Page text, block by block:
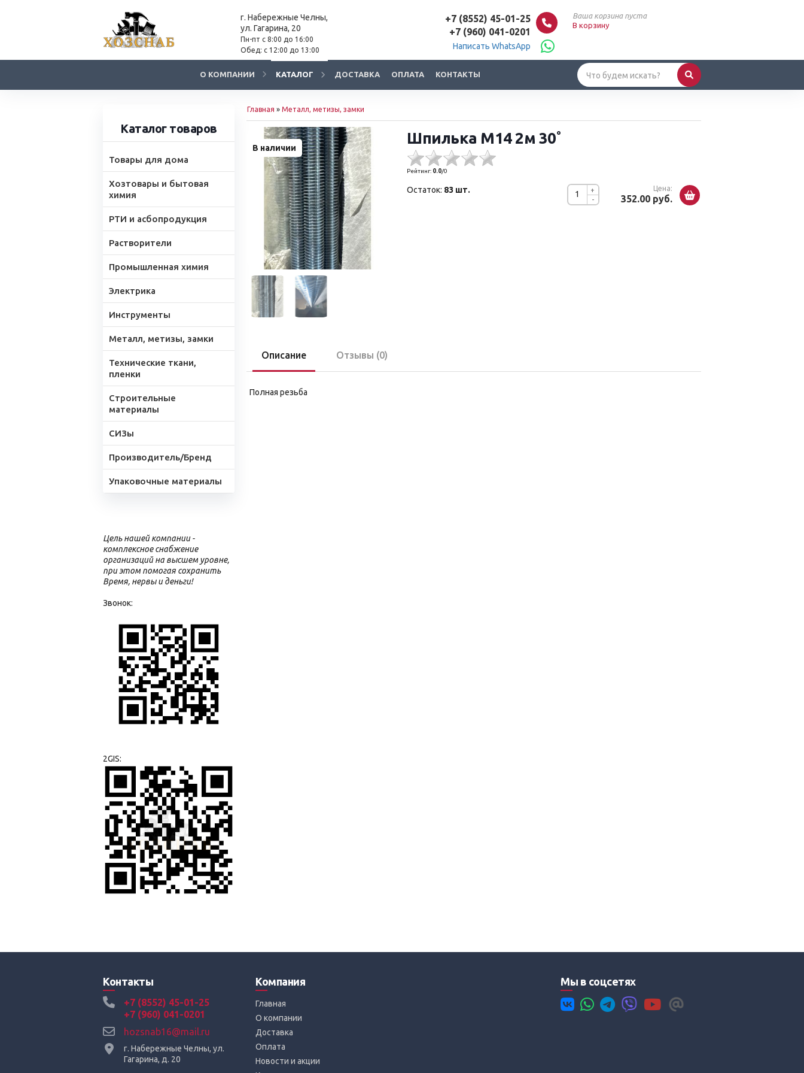
г. Набережные Челны,
ул. Гагарина, 20
Пн-пт с 8:00 до 16:00
Обед: с 12:00 до 13:00
+7 (8552) 45-01-25
+7 (960) 041-0201
Написать WhatsApp
Ваша корзина пуста
В корзину
О КОМПАНИИ КАТАЛОГ ДОСТАВКА ОПЛАТА КОНТАКТЫ
Каталог товаров
Товары для дома
Хозтовары и бытовая
химия
РТИ и асбопродукция
Растворители
Промышленная химия
Электрика
Инструменты
Металл, метизы, замки
Технические ткани,
пленки
Строительные
материалы
СИЗы
Производитель/Бренд
Упаковочные материалы
Цель нашей компании -
комплексное снабжение
организаций на высшем уровне,
при этом помогая сохранить
Время, нервы и деньги!
Звонок:
2GIS:
Главная » Металл, метизы, замки
В наличии
Шпилька М14 2м 30˚
Рейтинг: 0.0/0
-
+ Цена:
352.00 руб.
Остаток: 83 шт.
Описание Отзывы (0)
Полная резьба
Контакты
+7 (8552) 45-01-25
+7 (960) 041-0201
hozsnab16@mail.ru
г. Набережные Челны, ул.
Гагарина, д. 20
Компания
Главная
О компании
Доставка
Оплата
Новости и акции
Мы в соцсетях